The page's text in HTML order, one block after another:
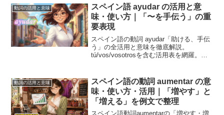
文付きで紹介します。コアイメージを掴
んで、前置詞 de や接続法を伴う表現の基
本を学びましょう。
動詞の活用と意味
スペイン語 ayudar の活用と意
味・使い方｜「〜を手伝う」の重
要表現
スペイン語の動詞 ayudar「助ける、手伝
う」の全活用と意味を徹底解説。
tú/vos/vosotrosを含む活用表を網羅。重
分け、頻出熟語まで、学習者が躓きやす
いポイントを整理しました。
動詞の活用と意味
スペイン語の動詞 aumentar の意
味・使い方・活用｜「増やす」と
「増える」を例文で整理
スペイン語動詞aumentarの「増やす・増